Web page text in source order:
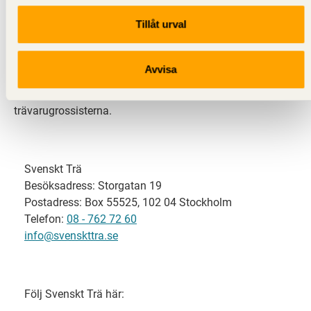
Tillåt urval
Avvisa
Svenskt Trä representerar svensk sågverksindustri
och är en del av branschorganisationen
svensk limträ-, KL-trä- och förpackningsindustri samt
trävarugrossisterna.
Svenskt Trä
Besöksadress: Storgatan 19
Postadress: Box 55525, 102 04 Stockholm
Telefon: 08 - 762 72 60
info@svenskttra.se
Följ Svenskt Trä här: